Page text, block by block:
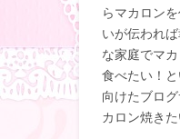
らマカロン
いが伝われ
な家庭でマ
食べたい！
向けたブロ
カロン焼きた